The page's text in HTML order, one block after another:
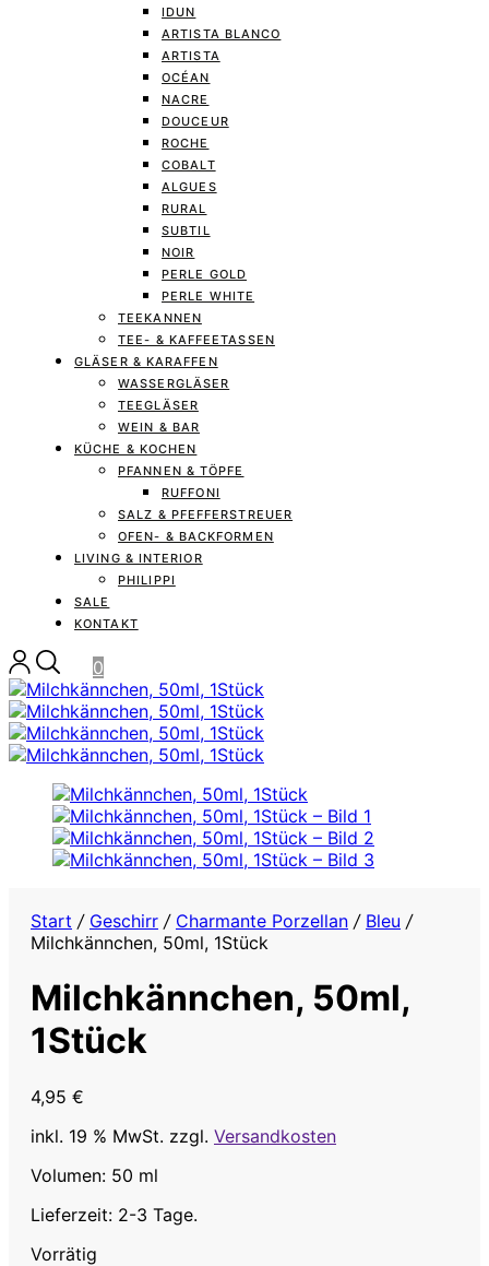
IDUN
ARTISTA BLANCO
ARTISTA
OCÉAN
NACRE
DOUCEUR
ROCHE
COBALT
ALGUES
RURAL
SUBTIL
NOIR
PERLE GOLD
PERLE WHITE
TEEKANNEN
TEE- & KAFFEETASSEN
GLÄSER & KARAFFEN
WASSERGLÄSER
TEEGLÄSER
WEIN & BAR
KÜCHE & KOCHEN
PFANNEN & TÖPFE
RUFFONI
SALZ & PFEFFERSTREUER
OFEN- & BACKFORMEN
LIVING & INTERIOR
PHILIPPI
SALE
KONTAKT
0
Start / Geschirr / Charmante Porzellan / Bleu /
Milchkännchen, 50ml, 1Stück
Milchkännchen, 50ml,
1Stück
4,95 €
inkl. 19 % MwSt. zzgl. Versandkosten
Volumen: 50 ml
Lieferzeit: 2-3 Tage.
Vorrätig